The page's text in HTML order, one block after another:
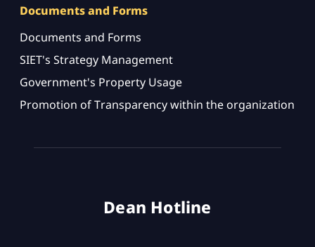
Documents and Forms
Documents and Forms
SIET's Strategy Management
Government's Property Usage
Promotion of Transparency within the organization
Dean Hotline